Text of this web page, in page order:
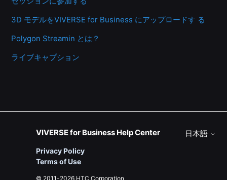
3D モデルをVIVERSE for Business にアップロードす る
Polygon Streamin とは？
ライブキャプション
VIVERSE for Business Help Center
Privacy Policy
Terms of Use
© 2011-2026 HTC Corporation
日本語